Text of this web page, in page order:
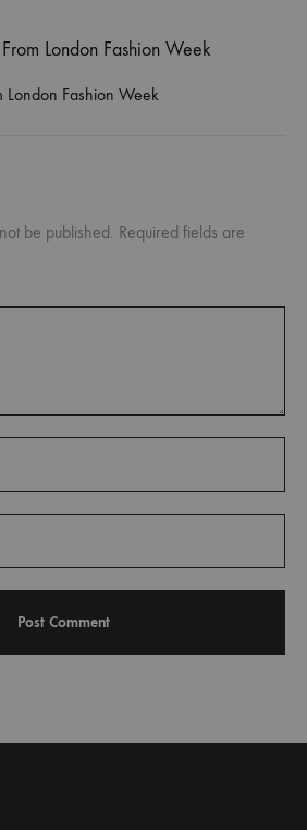
London Fashion Week
be published. Required fields are